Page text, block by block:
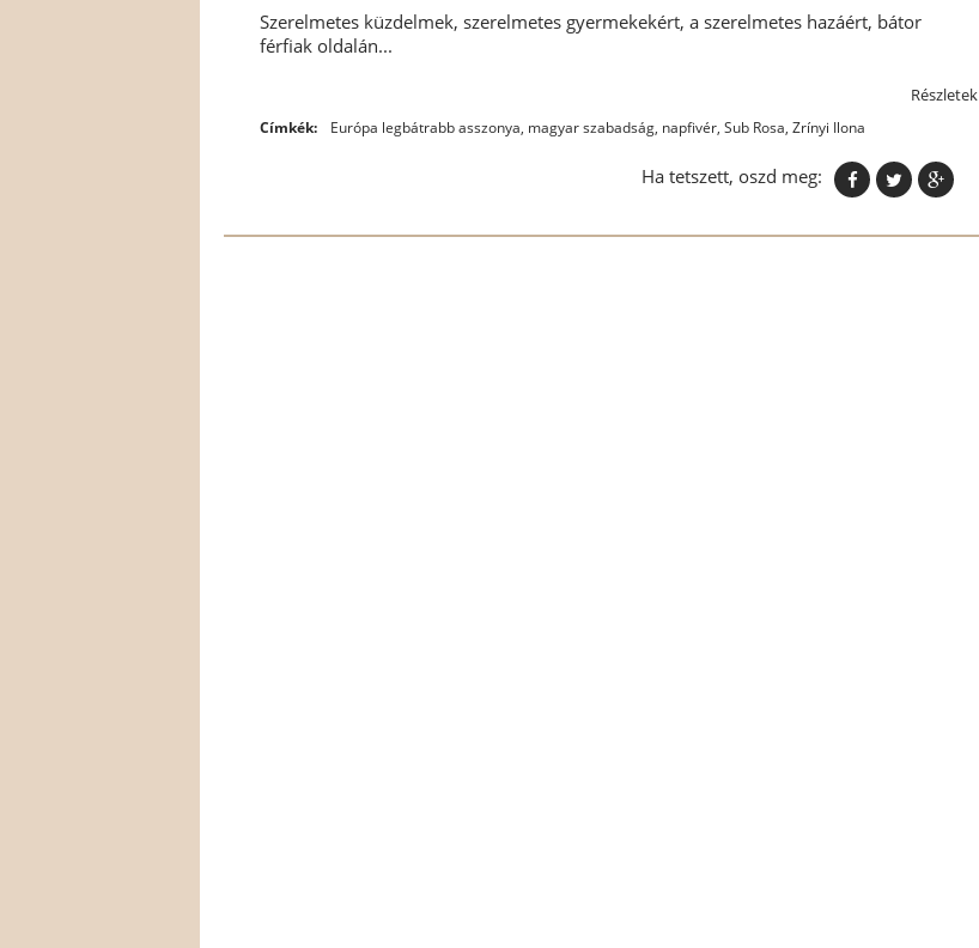
Szerelmetes küzdelmek, szerelmetes gyermekekért, a szerelmetes hazáért, bátor
férfiak oldalán...
Részletek
Címkék: Európa legbátrabb asszonya, magyar szabadság, napfivér, Sub Rosa, Zrínyi Ilona
Ha tetszett, oszd meg: